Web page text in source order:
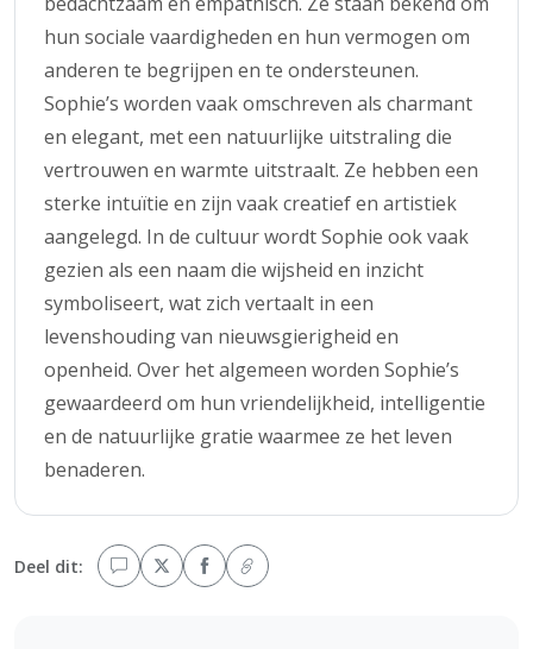
hun sociale vaardigheden en hun vermogen om
anderen te begrijpen en te ondersteunen.
Sophie’s worden vaak omschreven als charmant
en elegant, met een natuurlijke uitstraling die
vertrouwen en warmte uitstraalt. Ze hebben een
sterke intuïtie en zijn vaak creatief en artistiek
aangelegd. In de cultuur wordt Sophie ook vaak
gezien als een naam die wijsheid en inzicht
symboliseert, wat zich vertaalt in een
levenshouding van nieuwsgierigheid en
openheid. Over het algemeen worden Sophie’s
gewaardeerd om hun vriendelijkheid, intelligentie
en de natuurlijke gratie waarmee ze het leven
benaderen.
Deel dit: